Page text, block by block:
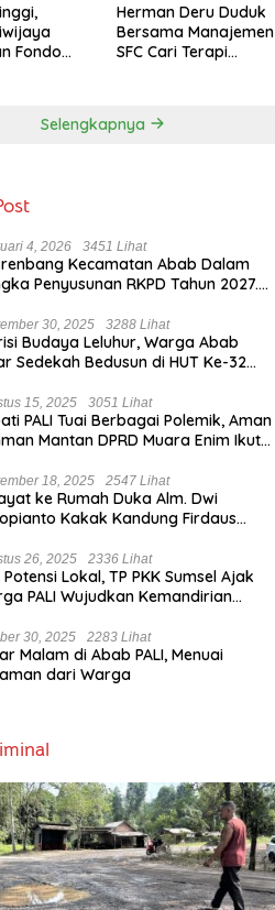
Fondo
Herman Deru Duduk
Bersama Manajemen
SFC Cari Terapi
Selengkapnya
4, 2026 3451 Lihat
Kecamatan Abab Dalam
Penyusunan RKPD Tahun 2027.
30, 2025 3288 Lihat
Budaya Leluhur, Warga Abab
Sedekah Bedusun di HUT Ke-32
15, 2025 3051 Lihat
PALI Tuai Berbagai Polemik, Aman
Mantan DPRD Muara Enim Ikut
18, 2025 2547 Lihat
ke Rumah Duka Alm. Dwi
Kakak Kandung Firdaus
Berduka Cita.
26, 2025 2336 Lihat
Potensi Lokal, TP PKK Sumsel Ajak
PALI Wujudkan Kemandirian
30, 2025 2283 Lihat
Malam di Abab PALI, Menuai
dari Warga